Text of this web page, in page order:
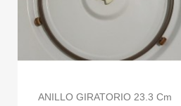
Vista rápida
ANILLO GIRATORIO 23.3 Cm